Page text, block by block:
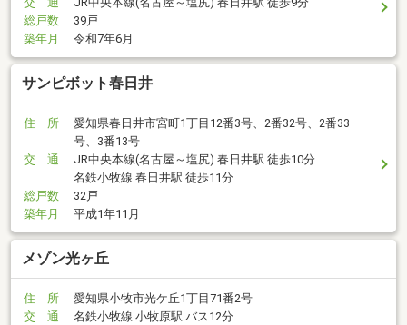
総戸数
39戸
築年月
令和7年6月
サンピボット春日井
住 所
愛知県春日井市宮町1丁目12番3号、2番32号、2番33
号、3番13号
交 通
JR中央本線(名古屋～塩尻) 春日井駅 徒歩10分
名鉄小牧線 春日井駅 徒歩11分
総戸数
32戸
築年月
平成1年11月
メゾン光ヶ丘
住 所
愛知県小牧市光ケ丘1丁目71番2号
交 通
名鉄小牧線 小牧原駅 バス12分